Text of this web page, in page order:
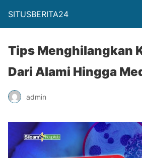
SITUSBERITA24
Tips Menghilangkan
Dari Alami Hingga
admin